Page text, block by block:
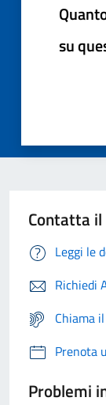
su
Contatta
Leggi le
Richiedi
Chiama
Prenota
Problemi